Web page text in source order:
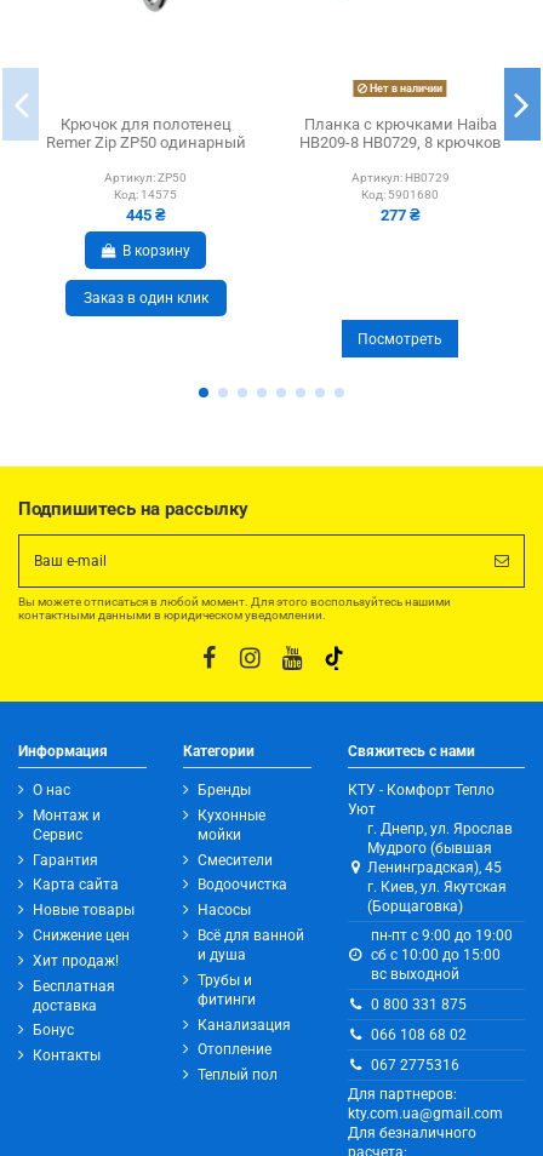
Крючок для полотенец
Remer Zip ZP50 одинарный
Артикул:ZP50
Код: 14575
445 ₴
В корзину
Заказ в один клик
Нет в наличии
Планка с крючками Haiba
HB209-8 HB0729, 8 крючков
Артикул: HB0729
Код: 5901680
277 ₴
Посмотреть
Подпишитесь на рассылку
Вы можете отписаться в любой момент. Для этого воспользуйтесь нашими
контактными данными в юридическом уведомлении.
Информация
О нас
Монтаж и
Сервис
Гарантия
Карта сайта
Новые товары
Снижение цен
Хит продаж!
Бесплатная
доставка
Бонус
Контакты
Категории
Бренды
Кухонные
мойки
Смесители
Водоочистка
Насосы
Всё для ванной
и душа
Трубы и
фитинги
Канализация
Отопление
Теплый пол
Свяжитесь с нами
КТУ - Комфорт Тепло
Уют
г. Днепр, ул. Ярослав
Мудрого (бывшая
Ленинградская), 45
г. Киев, ул. Якутская
(Борщаговка)
пн-пт с 9:00 до 19:00
сб с 10:00 до 15:00
вс выходной
0 800 331 875
066 108 68 02
067 2775316
Для партнеров:
kty.com.ua@gmail.com
Для безналичного